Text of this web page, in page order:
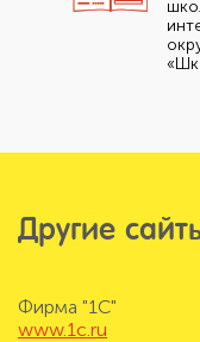
Другие
Фирма "1С"
www.1c.ru